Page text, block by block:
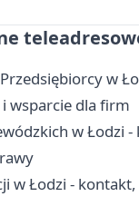
w
wsparcie dla firm
w Łodzi
w Łodzi -